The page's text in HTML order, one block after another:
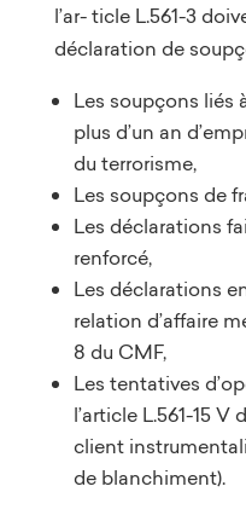
l’ar- ticle L.561-3
déclaration de
Les soupçons liés
plus d’un an
du terrorisme,
Les soupçons de
Les déclarations
renforcé,
Les déclarations
relation d’affaire
8 du CMF,
Les tentatives
l’article L.561-15
client
de blanchiment).